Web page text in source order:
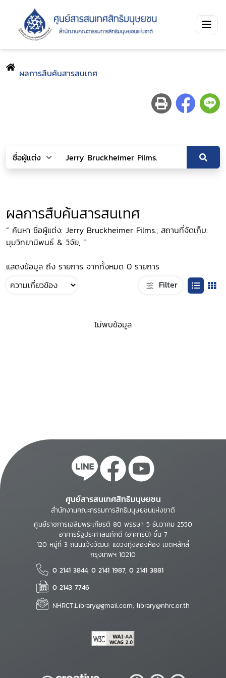
ผลการสืบค้นสารสนเทศ
ผลการสืบค้นสารสนเทศ
“ ค้นหา ชื่อผู้แต่ง: Jerry Bruckheimer Films., สถานที่จัดเก็บ:
มุมวิทยานิพนธ์ & วิจัย, ”
แสดงข้อมูล ถึง รายการ จากทั้งหมด 0 รายการ
Filter
ไม่พบข้อมูล
ศูนย์สารสนเทศสิทธิมนุษยชน
สำนักงานคณะกรรมการสิทธิมนุษยชนแห่งชาติ
ศูนย์ราชการเฉลิมพระเกียรติ 80 พรรษา 5 ธันวาคม 2550
อาคารรัฐประศาสนภักดี (อาคารบี) ชั้น 7
120 หมู่ที่ 3 ถนนแจ้งวัฒนะ แขวงทุ่งสองห้อง เขตหลักสี่
กรุงเทพฯ 10210
0 2141 3844, 0 2141 1987, 0 2141 3881
0 2143 7746
NHRCT.Library@gmail.com; library@nhrc.or.th